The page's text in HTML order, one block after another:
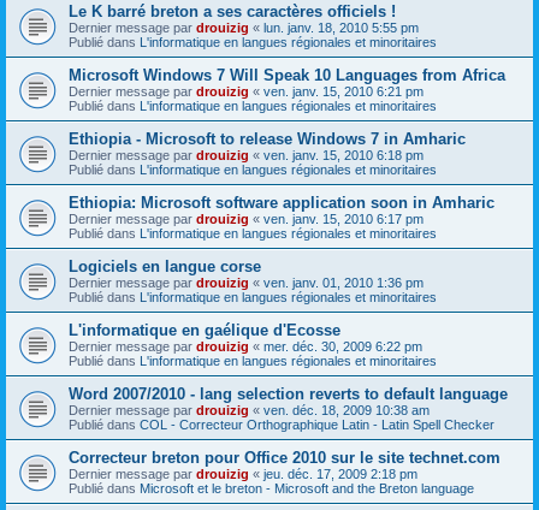
Le K barré breton a ses caractères officiels !
Dernier message par drouizig « lun. janv. 18, 2010 5:55 pm
Publié dans L'informatique en langues régionales et minoritaires
Microsoft Windows 7 Will Speak 10 Languages from Africa
Dernier message par drouizig « ven. janv. 15, 2010 6:21 pm
Publié dans L'informatique en langues régionales et minoritaires
Ethiopia - Microsoft to release Windows 7 in Amharic
Dernier message par drouizig « ven. janv. 15, 2010 6:18 pm
Publié dans L'informatique en langues régionales et minoritaires
Ethiopia: Microsoft software application soon in Amharic
Dernier message par drouizig « ven. janv. 15, 2010 6:17 pm
Publié dans L'informatique en langues régionales et minoritaires
Logiciels en langue corse
Dernier message par drouizig « ven. janv. 01, 2010 1:36 pm
Publié dans L'informatique en langues régionales et minoritaires
L'informatique en gaélique d'Ecosse
Dernier message par drouizig « mer. déc. 30, 2009 6:22 pm
Publié dans L'informatique en langues régionales et minoritaires
Word 2007/2010 - lang selection reverts to default language
Dernier message par drouizig « ven. déc. 18, 2009 10:38 am
Publié dans COL - Correcteur Orthographique Latin - Latin Spell Checker
Correcteur breton pour Office 2010 sur le site technet.com
Dernier message par drouizig « jeu. déc. 17, 2009 2:18 pm
Publié dans Microsoft et le breton - Microsoft and the Breton language